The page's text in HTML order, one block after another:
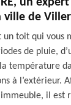
un
ville de
un toit qui vous
de pluie,
température
à l’extérieur.
il est